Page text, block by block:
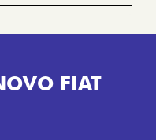
FIAT